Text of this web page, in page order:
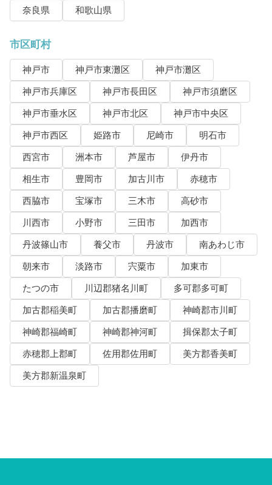
奈良県
和歌山県
市区町村
神戸市 神戸市東灘区
神戸市灘区
神戸市兵庫区
神戸市長田区
神戸市須磨区
神戸市垂水区
神戸市北区
神戸市中央区
神戸市西区
姫路市 尼崎市
明石市
西宮市
洲本市 芦屋市
伊丹市
相生市
豊岡市 加古川市
赤穂市
西脇市
宝塚市 三木市
高砂市
川西市
小野市 三田市
加西市
丹波篠山市
養父市 丹波市
南あわじ市
朝来市
淡路市 宍粟市
加東市
たつの市
川辺郡猪名川町
多可郡多可町
加古郡稲美町
加古郡播磨町
神崎郡市川町
神崎郡福崎町
神崎郡神河町
揖保郡太子町
赤穂郡上郡町
佐用郡佐用町
美方郡香美町
美方郡新温泉町